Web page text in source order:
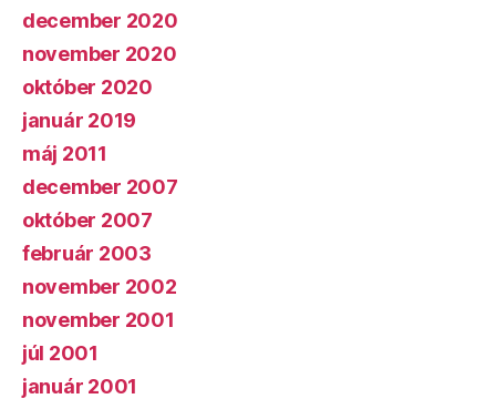
december 2020
november 2020
október 2020
január 2019
máj 2011
december 2007
október 2007
február 2003
november 2002
november 2001
júl 2001
január 2001